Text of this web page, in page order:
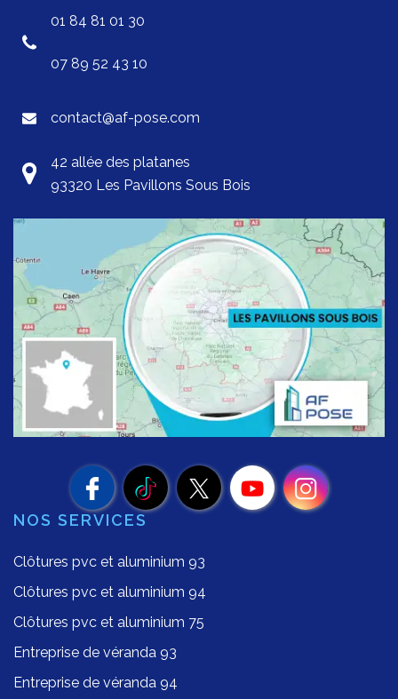
01 84 81 01 30
07 89 52 43 10
contact@af-pose.com
42 allée des platanes
93320 Les Pavillons Sous Bois
NOS SERVICES
Clôtures pvc et aluminium 93
Clôtures pvc et aluminium 94
Clôtures pvc et aluminium 75
Entreprise de véranda 93
Entreprise de véranda 94